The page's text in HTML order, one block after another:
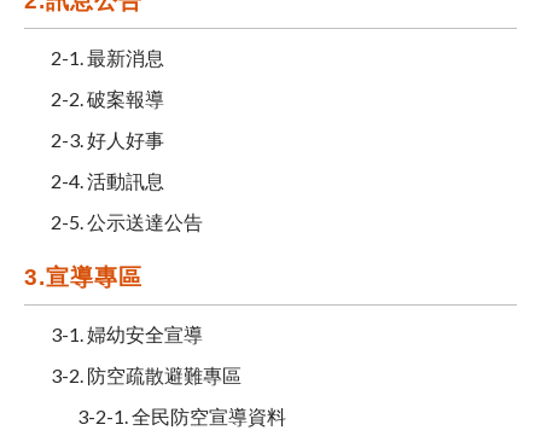
2-1. 最新消息
2-2. 破案報導
2-3. 好人好事
2-4. 活動訊息
2-5. 公示送達公告
3.宣導專區
3-1. 婦幼安全宣導
3-2. 防空疏散避難專區
3-2-1. 全民防空宣導資料